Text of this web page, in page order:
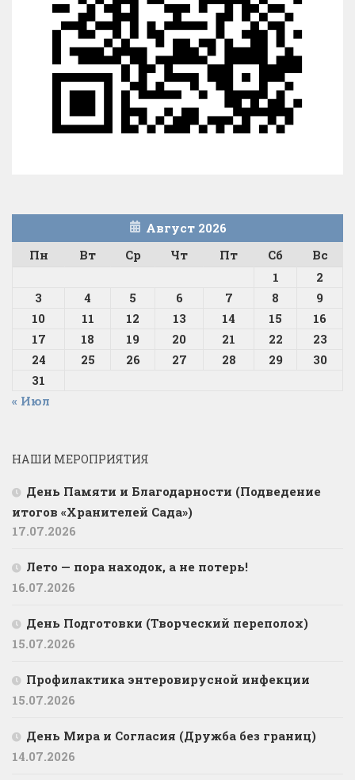
Август 2026
Пн
Вт Ср Чт Пт Сб
Вс
1
2
3
4 5 6 7 8
9
10
11 12 13 14 15
16
17
18 19 20 21 22
23
24
25 26 27 28 29
30
31
« Июл
НАШИ МЕРОПРИЯТИЯ
День Памяти и Благодарности (Подведение
итогов «Хранителей Сада»)
17.07.2026
Лето — пора находок, а не потерь!
16.07.2026
День Подготовки (Творческий переполох)
15.07.2026
Профилактика энтеровирусной инфекции
15.07.2026
День Мира и Согласия (Дружба без границ)
14.07.2026